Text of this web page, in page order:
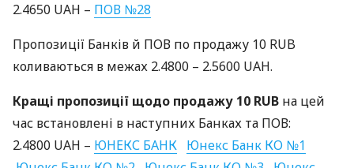
2.4650 UAH – ПОВ №28
Пропозиції Банків й ПОВ по продажу 10 RUB
коливаються в межах 2.4800 – 2.5600 UAH.
Кращі пропозиції щодо продажу 10 RUB на цей
час встановлені в наступних Банках та ПОВ:
2.4800 UAH – ЮНЕКС БАНК Юнекс Банк КО №1